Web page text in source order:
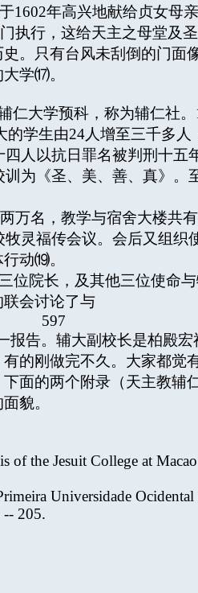
于1602年高兴地献给贞女母
执行，这给天主之母堂及
。只有台风未刮倒的门面
学⒄。
大学预科，称为辅仁社
学生由24人增至三千多
人以抗日罪名被判刑十五
为《圣、美、善、真》。
名，教学与宿舍大楼共
灵福传会议。会后又组织
动⒆。
位院长，及其他三位使命
会讨论了与
597
告。辅大副校长是柏殿
的刚做完不久。大家都觉
面的两个附录（天主教辅
貌。
of the Jesuit College at
Universidade
-- 205.